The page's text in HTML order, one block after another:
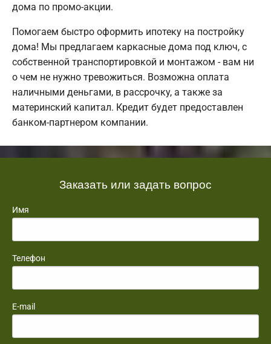
дома по промо-акции.
Помогаем быстро оформить ипотеку на постройку
дома! Мы предлагаем каркасные дома под ключ, с
собственной транспортировкой и монтажом - вам ни
о чем не нужно тревожиться. Возможна оплата
наличными деньгами, в рассрочку, а также за
материнский капитал. Кредит будет предоставлен
банком-партнером компании.
Заказать или задать вопрос
Имя
Телефон
E-mail